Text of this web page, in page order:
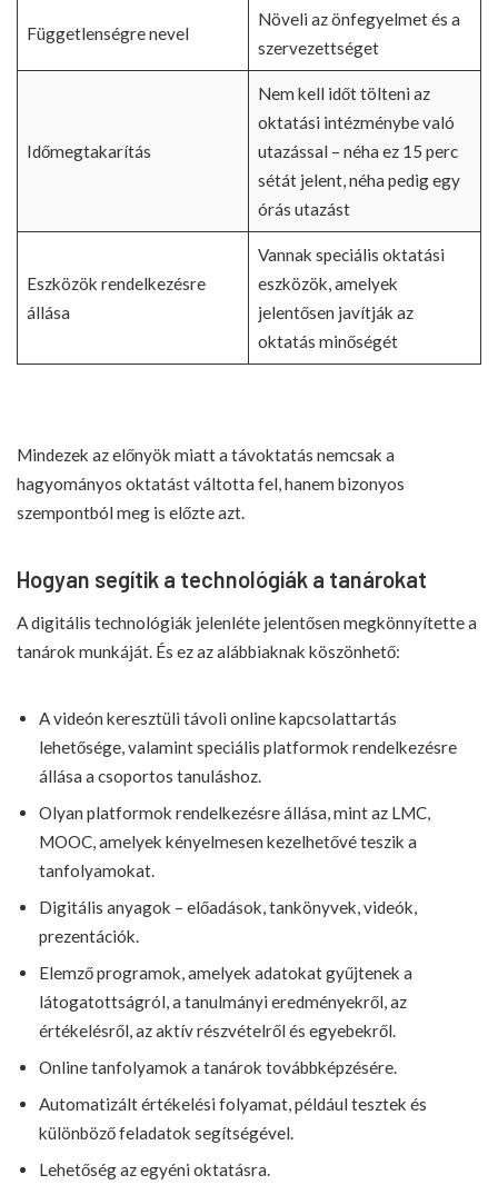
Függetlenségre nevel
Növeli az önfegyelmet és a
szervezettséget
Időmegtakarítás
Nem kell időt tölteni az
oktatási intézménybe való
utazással – néha ez 15 perc
sétát jelent, néha pedig egy
órás utazást
Eszközök rendelkezésre
állása
Vannak speciális oktatási
eszközök, amelyek
jelentősen javítják az
oktatás minőségét
Mindezek az előnyök miatt a távoktatás nemcsak a
hagyományos oktatást váltotta fel, hanem bizonyos
szempontból meg is előzte azt.
Hogyan segítik a technológiák a tanárokat
A digitális technológiák jelenléte jelentősen megkönnyítette a
tanárok munkáját. És ez az alábbiaknak köszönhető:
A videón keresztüli távoli online kapcsolattartás
lehetősége, valamint speciális platformok rendelkezésre
állása a csoportos tanuláshoz.
Olyan platformok rendelkezésre állása, mint az LMC,
MOOC, amelyek kényelmesen kezelhetővé teszik a
tanfolyamokat.
Digitális anyagok – előadások, tankönyvek, videók,
prezentációk.
Elemző programok, amelyek adatokat gyűjtenek a
látogatottságról, a tanulmányi eredményekről, az
értékelésről, az aktív részvételről és egyebekről.
Online tanfolyamok a tanárok továbbképzésére.
Automatizált értékelési folyamat, például tesztek és
különböző feladatok segítségével.
Lehetőség az egyéni oktatásra.